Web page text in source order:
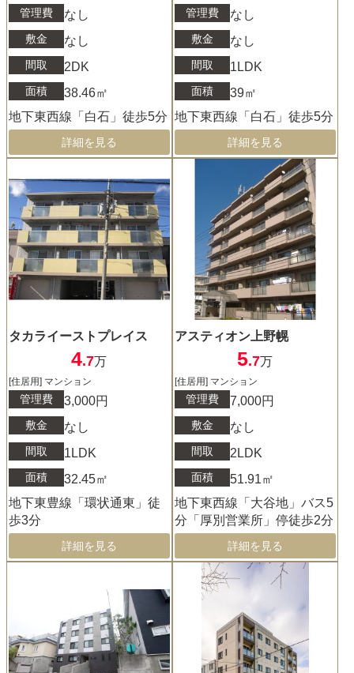
管理費 なし
敷金 なし
間取 2DK
面積
38.46㎡
地下東西線「白石」徒歩5分
詳細を見る
管理費 なし
敷金 なし
間取 1LDK
面積
39㎡
地下東西線「白石」徒歩5分
詳細を見る
タカライーストプレイス
4.7万
[住居用] マンション
管理費 3,000円
敷金 なし
間取 1LDK
面積
32.45㎡
地下東豊線「環状通東」徒
歩3分
詳細を見る
アスティオン上野幌
5.7万
[住居用] マンション
管理費 7,000円
敷金 なし
間取 2LDK
面積
51.91㎡
地下東西線「大谷地」バス5
分「厚別営業所」停徒歩2分
詳細を見る